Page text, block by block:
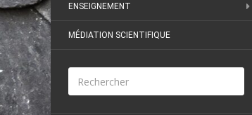
ENSEIGNEMENT
MÉDIATION SCIENTIFIQUE